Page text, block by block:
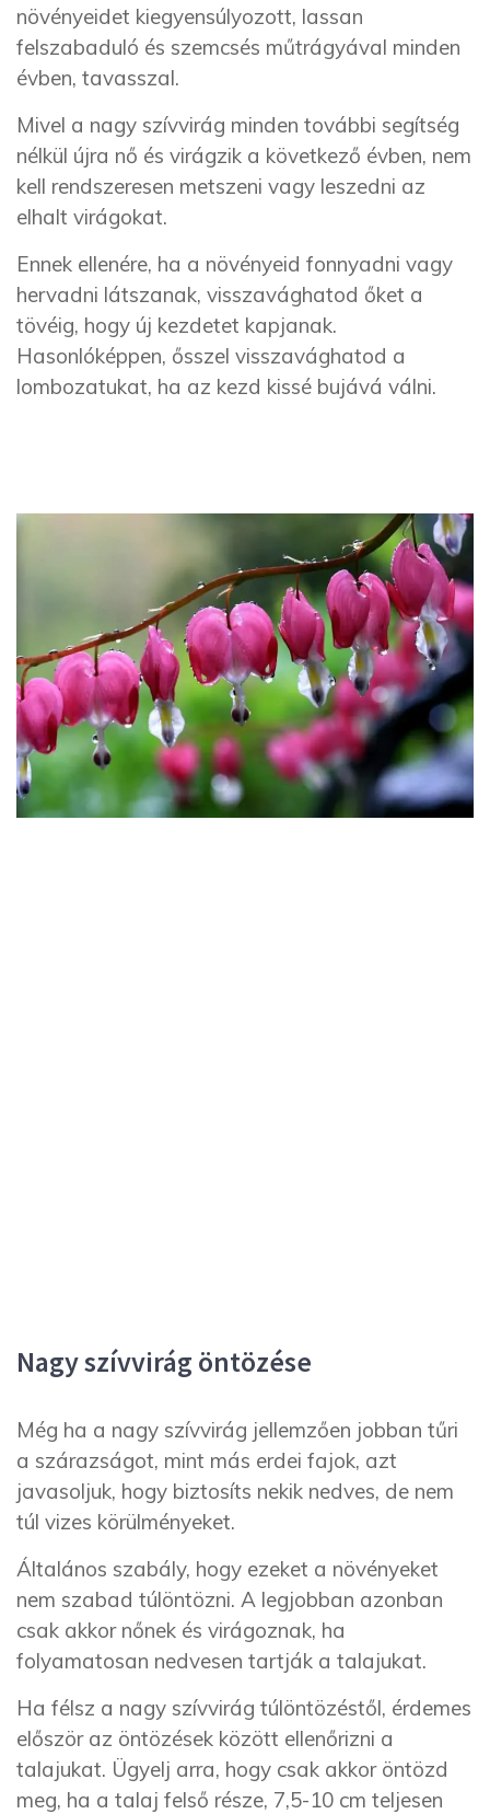
növényeidet kiegyensúlyozott, lassan
felszabaduló és szemcsés műtrágyával minden
évben, tavasszal.
Mivel a nagy szívvirág minden további segítség
nélkül újra nő és virágzik a következő évben, nem
kell rendszeresen metszeni vagy leszedni az
elhalt virágokat.
Ennek ellenére, ha a növényeid fonnyadni vagy
hervadni látszanak, visszavághatod őket a
tövéig, hogy új kezdetet kapjanak.
Hasonlóképpen, ősszel visszavághatod a
lombozatukat, ha az kezd kissé bujává válni.
Nagy szívvirág öntözése
Még ha a nagy szívvirág jellemzően jobban tűri
a szárazságot, mint más erdei fajok, azt
javasoljuk, hogy biztosíts nekik nedves, de nem
túl vizes körülményeket.
Általános szabály, hogy ezeket a növényeket
nem szabad túlöntözni. A legjobban azonban
csak akkor nőnek és virágoznak, ha
folyamatosan nedvesen tartják a talajukat.
Ha félsz a nagy szívvirág túlöntözéstől, érdemes
először az öntözések között ellenőrizni a
talajukat. Ügyelj arra, hogy csak akkor öntözd
meg, ha a talaj felső része, 7,5-10 cm teljesen